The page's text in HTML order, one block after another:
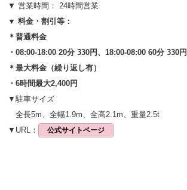
▼ 営業時間： 24時間営業
▼ 料金・割引等：
＊普通料金
・08:00-18:00 20分 330円、18:00-08:00 60分 330円
＊最大料金（繰り返し有）
・6時間最大2,400円
▼駐車サイズ
全長5m、全幅1.9m、全高2.1m、重量2.5t
▼URL：
公式サイトページ